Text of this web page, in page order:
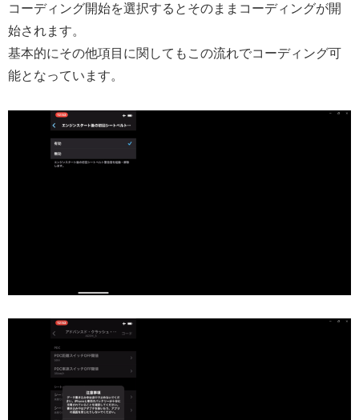
コーディング開始を選択するとそのままコーディングが開
始されます。
基本的にその他項目に関してもこの流れでコーディング可
能となっています。